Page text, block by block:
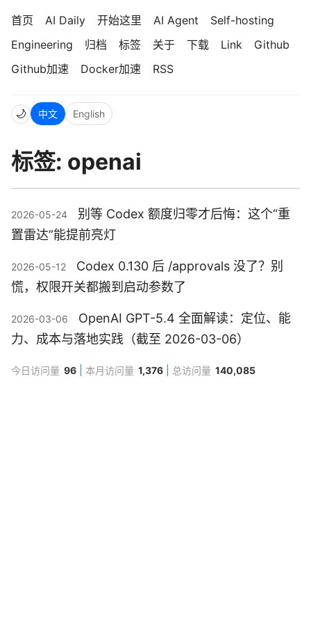
首页 AI Daily 开始这里 AI Agent
Self-hosting
Engineering
归档 标签 关于 下载 Link
Github
Github加速
Docker加速 RSS
🌙 中文 English
标签: openai
2026-05-24
别等 Codex 额度归零才后悔：这个“重
置雷达”能提前亮灯
2026-05-12
Codex 0.130 后 /approvals 没了？别
慌，权限开关都搬到启动参数了
2026-03-06
OpenAI GPT-5.4 全面解读：定位、能
力、成本与落地实践（截至 2026-03-06）
今日访问量 96 本月访问量 1,376 总访问量 140,085